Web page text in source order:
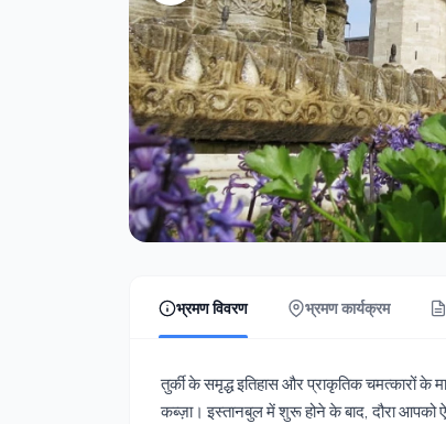
भ्रमण विवरण भ्रमण कार्यक्रम
तुर्की के समृद्ध इतिहास और प्राकृतिक चमत्कारों के
कब्ज़ा। इस्तानबुल में शुरू होने के बाद, दौरा आपको